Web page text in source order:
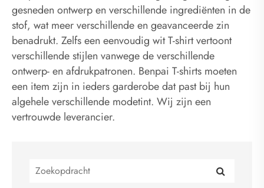
gesneden ontwerp en verschillende ingrediënten in de
stof, wat meer verschillende en geavanceerde zin
benadrukt. Zelfs een eenvoudig wit T-shirt vertoont
verschillende stijlen vanwege de verschillende
ontwerp- en afdrukpatronen. Benpai T-shirts moeten
een item zijn in ieders garderobe dat past bij hun
algehele verschillende modetint. Wij zijn een
vertrouwde leverancier.